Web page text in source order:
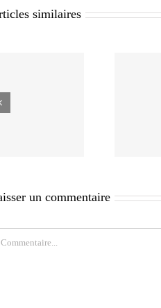
similaires
un commentaire